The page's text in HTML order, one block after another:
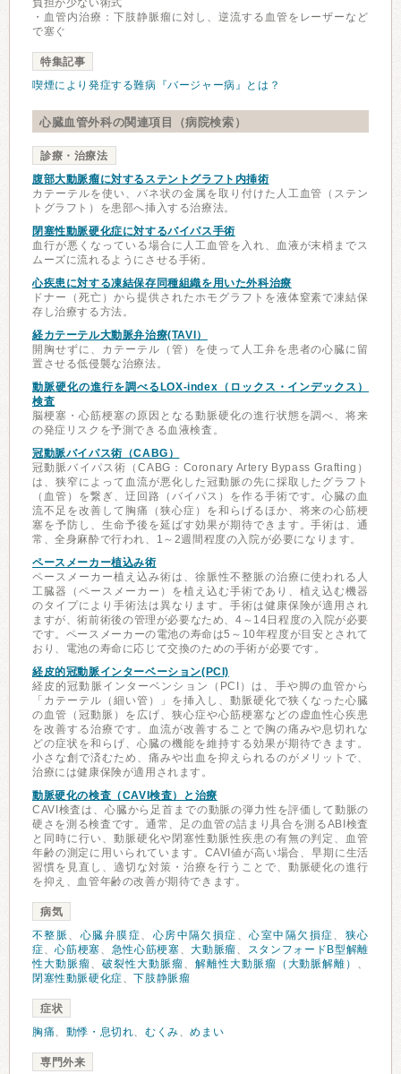
負担が少ない術式
・血管内治療：下肢静脈瘤に対し、逆流する血管をレーザーなど
で塞ぐ
特集記事
喫煙により発症する難病『バージャー病』とは？
心臓血管外科の関連項目（病院検索）
診療・治療法
腹部大動脈瘤に対するステントグラフト内挿術
カテーテルを使い、バネ状の金属を取り付けた人工血管（ステン
トグラフト）を患部へ挿入する治療法。
閉塞性動脈硬化症に対するバイパス手術
血行が悪くなっている場合に人工血管を入れ、血液が末梢までス
ムーズに流れるようにさせる手術。
心疾患に対する凍結保存同種組織を用いた外科治療
ドナー（死亡）から提供されたホモグラフトを液体窒素で凍結保
存し治療する方法。
経カテーテル大動脈弁治療(TAVI）
開胸せずに、カテーテル（管）を使って人工弁を患者の心臓に留
置させる低侵襲な治療法。
動脈硬化の進行を調べるLOX-index（ロックス・インデックス）
検査
脳梗塞・心筋梗塞の原因となる動脈硬化の進行状態を調べ、将来
の発症リスクを予測できる血液検査。
冠動脈バイパス術（CABG）
冠動脈バイパス術（CABG：Coronary Artery Bypass Grafting）
は、狭窄によって血流が悪化した冠動脈の先に採取したグラフト
（血管）を繋ぎ、迂回路（バイパス）を作る手術です。心臓の血
流不足を改善して胸痛（狭心症）を和らげるほか、将来の心筋梗
塞を予防し、生命予後を延ばす効果が期待できます。手術は、通
常、全身麻酔で行われ、1～2週間程度の入院が必要になります。
ペースメーカー植込み術
ペースメーカー植え込み術は、徐脈性不整脈の治療に使われる人
工臓器（ペースメーカー）を植え込む手術であり、植え込む機器
のタイプにより手術法は異なります。手術は健康保険が適用され
ますが、術前術後の管理が必要なため、4～14日程度の入院が必要
です。ペースメーカーの電池の寿命は5～10年程度が目安とされて
おり、電池の寿命に応じて交換のための手術が必要です。
経皮的冠動脈インターベーション(PCI)
経皮的冠動脈インターベンション（PCI）は、手や脚の血管から
「カテーテル（細い管）」を挿入し、動脈硬化で狭くなった心臓
の血管（冠動脈）を広げ、狭心症や心筋梗塞などの虚血性心疾患
を改善する治療です。血流が改善することで胸の痛みや息切れな
どの症状を和らげ、心臓の機能を維持する効果が期待できます。
小さな創で済むため、痛みや出血を抑えられるのがメリットで、
治療には健康保険が適用されます。
動脈硬化の検査（CAVI検査）と治療
CAVI検査は、心臓から足首までの動脈の弾力性を評価して動脈の
硬さを測る検査です。通常、足の血管の詰まり具合を測るABI検査
と同時に行い、動脈硬化や閉塞性動脈性疾患の有無の判定、血管
年齢の測定に用いられています。CAVI値が高い場合、早期に生活
習慣を見直し、適切な対策・治療を行うことで、動脈硬化の進行
を抑え、血管年齢の改善が期待できます。
病気
不整脈 、 心臓弁膜症、 心房中隔欠損症 、心室中隔欠損症、 狭心
症、心筋梗塞、 急性心筋梗塞、大動脈瘤、 スタンフォードB型解離
性大動脈瘤、 破裂性大動脈瘤、 解離性大動脈瘤（大動脈解離） 、
閉塞性動脈硬化症、下肢静脈瘤
症状
胸痛、 動悸・息切れ、むくみ、めまい
専門外来